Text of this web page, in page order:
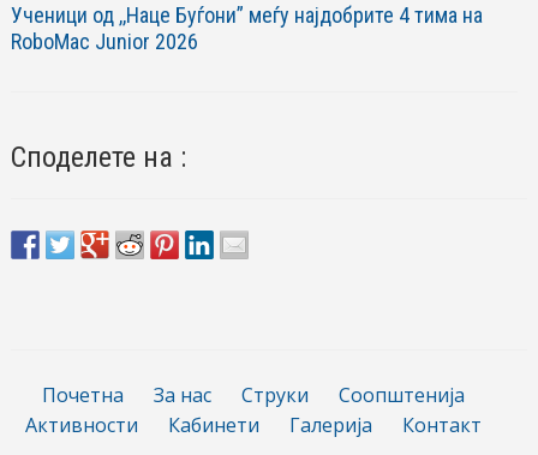
Ученици од ,,Наце Буѓони” меѓу најдобрите 4 тима на
RoboМac Junior 2026
Споделете на :
Почетна За нас Струки
Соопштенија
Активности
Кабинети Галерија Контакт